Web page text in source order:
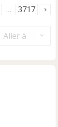
… 3717
Aller à